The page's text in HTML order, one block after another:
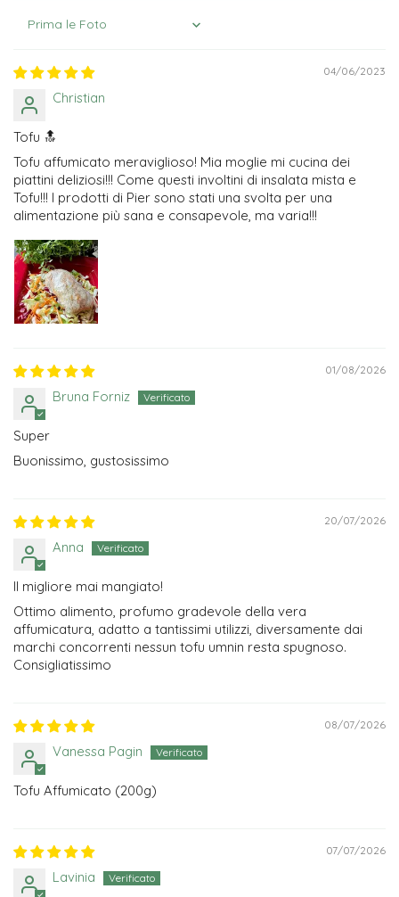
Sort by
04/06/2023
Christian
Tofu 🔝
Tofu affumicato meraviglioso! Mia moglie mi cucina dei
piattini deliziosi!!! Come questi involtini di insalata mista e
Tofu!!! I prodotti di Pier sono stati una svolta per una
alimentazione più sana e consapevole, ma varia!!!
01/08/2026
Bruna Forniz
Super
Buonissimo, gustosissimo
20/07/2026
Anna
Il migliore mai mangiato!
Ottimo alimento, profumo gradevole della vera
affumicatura, adatto a tantissimi utilizzi, diversamente dai
marchi concorrenti nessun tofu umnin resta spugnoso.
Consigliatissimo
08/07/2026
Vanessa Pagin
Tofu Affumicato (200g)
07/07/2026
Lavinia